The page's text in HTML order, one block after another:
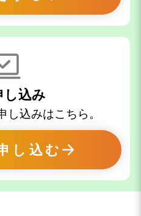
し込み
し込みはこちら。
し込む